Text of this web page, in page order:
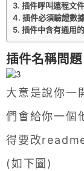
插件呼叫遠程文件
插件必須驗證數
插件中含有通用
插件名稱問題
大意是說你一
們會給你一個
得要改
(如下圖)